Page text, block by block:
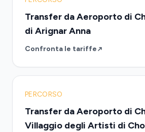
Transfer da Aeroporto di
di Arignar Anna
Confronta le tariffe
PERCORSO
Transfer da Aeroporto di
Villaggio degli Artisti di